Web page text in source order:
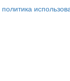
политика